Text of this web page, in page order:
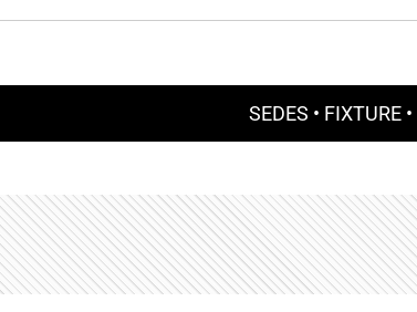
SEDES • FIXTURE •